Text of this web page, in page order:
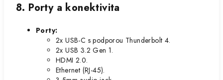
8. Porty a konektivita
Porty:
2x USB-C s podporou Thunderbolt 4.
2x USB 3.2 Gen 1.
HDMI 2.0.
Ethernet (RJ-45).